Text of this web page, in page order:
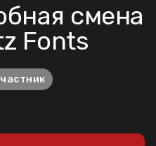
смена
Fonts